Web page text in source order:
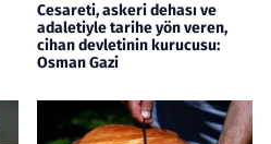
Cesareti, askeri dehası ve
adaletiyle tarihe yön veren,
cihan devletinin kurucusu:
Osman Gazi